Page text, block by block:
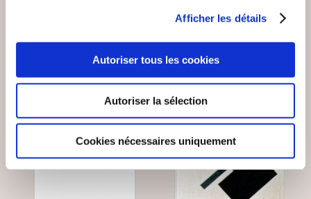
Afficher les détails
Autoriser tous les cookies
Autoriser la sélection
Cookies nécessaires uniquement